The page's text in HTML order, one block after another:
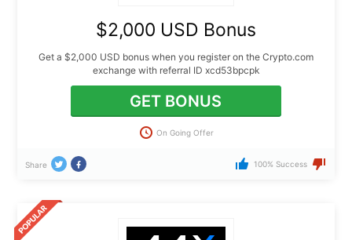
$2,000 USD Bonus
Get a $2,000 USD bonus when you register on the Crypto.com
exchange with referral ID xcd53bpcpk
GET BONUS
On Going Offer
Share 100% Success